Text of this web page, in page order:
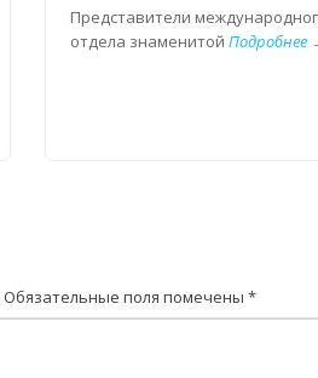
Представители
отдела знаменитой Подробнее
Обязательные поля помечены *